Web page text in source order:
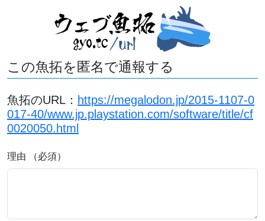
この魚拓を匿名で通報する
魚拓のURL： https://megalodon.jp/2015-1107-0
017-40/www.jp.playstation.com/software/title/cf
0020050.html
理由 （必須）